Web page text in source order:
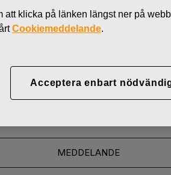
AV
MEDDELANDE
klicka på länken längst ner på
Cookiemeddelande.
Acceptera enbart